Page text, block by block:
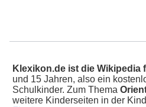
Klexikon.de ist die Wikipedia
und 15 Jahren, also ein
Schulkinder. Zum Thema
weitere Kinderseiten in der